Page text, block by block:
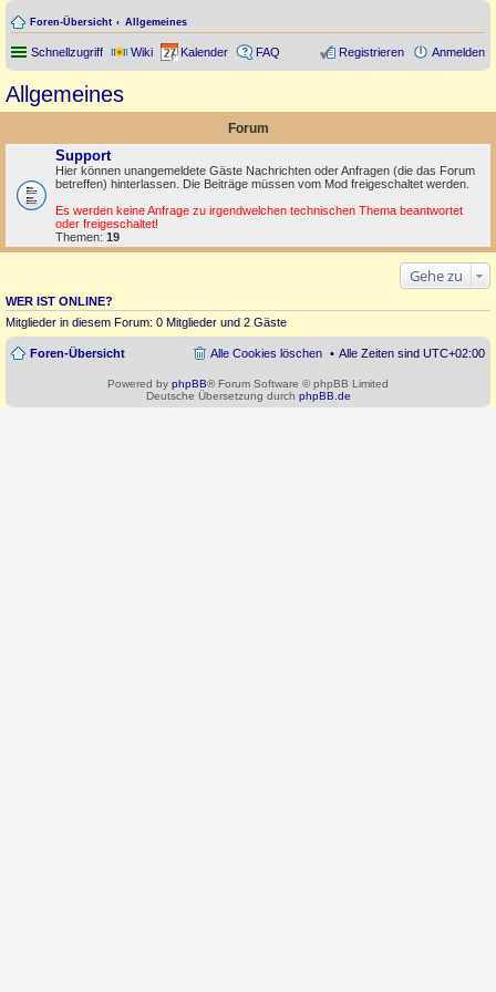
Foren-Übersicht Allgemeines
Schnellzugriff Wiki Kalender FAQ Anmelden
Registrieren
Allgemeines
Forum
Support
Hier können unangemeldete Gäste Nachrichten oder Anfragen (die das Forum
betreffen) hinterlassen. Die Beiträge müssen vom Mod freigeschaltet werden.
Es werden keine Anfrage zu irgendwelchen technischen Thema beantwortet
oder freigeschaltet!
Themen: 19
Gehe zu
WER IST ONLINE?
Mitglieder in diesem Forum: 0 Mitglieder und 2 Gäste
Foren-Übersicht Alle Zeiten sind UTC+02:00
Alle Cookies löschen
Powered by phpBB® Forum Software © phpBB Limited
Deutsche Übersetzung durch phpBB.de